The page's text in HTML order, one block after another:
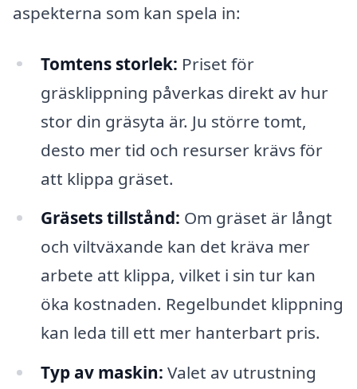
aspekterna som kan spela in:
Tomtens storlek: Priset för
gräsklippning påverkas direkt av hur
stor din gräsyta är. Ju större tomt,
desto mer tid och resurser krävs för
att klippa gräset.
Gräsets tillstånd: Om gräset är långt
och viltväxande kan det kräva mer
arbete att klippa, vilket i sin tur kan
öka kostnaden. Regelbundet klippning
kan leda till ett mer hanterbart pris.
Typ av maskin: Valet av utrustning